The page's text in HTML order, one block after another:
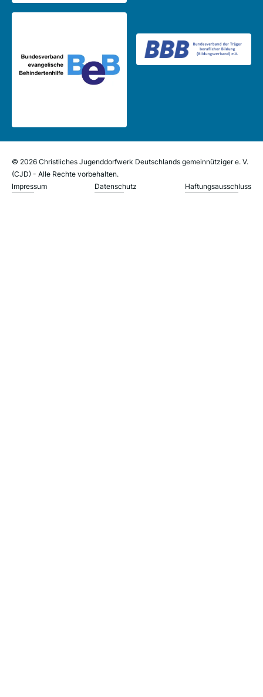
© 2026 Christliches Jugenddorfwerk Deutschlands gemeinnütziger e. V.
(CJD) - Alle Rechte vorbehalten.
Impressum
Datenschutz Haftungsausschluss